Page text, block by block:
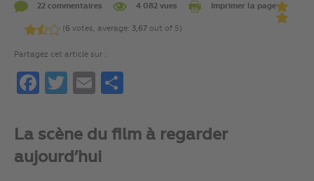
22 commentaires 4 082 vues Imprimer la page
(6 votes, average: 3,67 out of 5)
Partagez cet article sur :
FacebookTwitterEmail
La scène du film à regarder
aujourd’hui